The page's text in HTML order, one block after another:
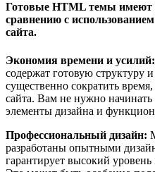
Готовые HTML темы имеют
сравнению с
сайта.
Экономия времени и усилий:
содержат готовую структуру
существенно сократить
сайта. Вам не нужно начинать
элементы дизайна и
Профессиональный дизайн:
разработаны опытными
гарантирует высокий